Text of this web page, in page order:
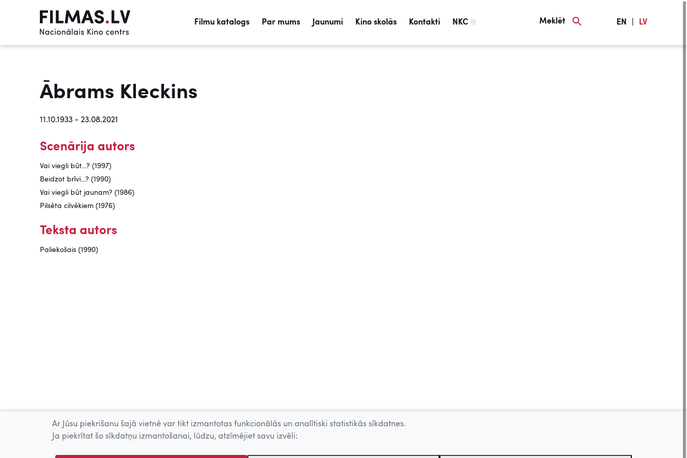
Filmu katalogs Par mums Jaunumi Kino skolās Kontakti NKC Meklēt EN LV
Ābrams Kleckins
11.10.1933 - 23.08.2021
Scenārija autors
Vai viegli būt...? (1997)
Beidzot brīvi...? (1990)
Vai viegli būt jaunam? (1986)
Pilsēta cilvēkiem (1976)
Teksta autors
Paliekošais (1990)
Ar Jūsu piekrišanu šajā vietnē var tikt izmantotas funkcionālās un analītiski statistikās sīkdatnes.
Ja piekrītat šo sīkdatņu izmantošanai, lūdzu, atzīmējiet savu izvēli: